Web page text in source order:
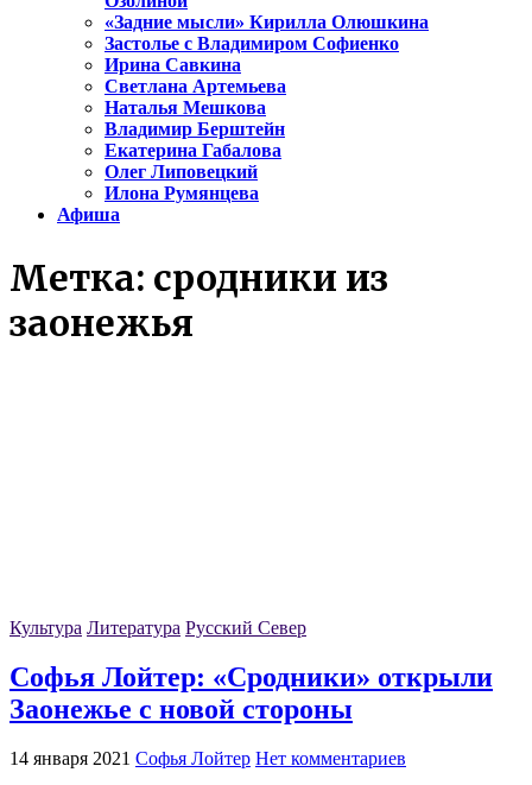
«Задние мысли» Кирилла Олюшкина
Застолье с Владимиром Софиенко
Ирина Савкина
Светлана Артемьева
Наталья Мешкова
Владимир Берштейн
Екатерина Габалова
Олег Липовецкий
Илона Румянцева
Афиша
Метка: сродники из
заонежья
Культура Литература Русский Север
Софья Лойтер: «Сродники» открыли
Заонежье с новой стороны
14 января 2021 Софья Лойтер Нет комментариев